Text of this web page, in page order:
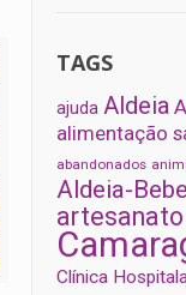
TAGS
ajuda Aldeia
alimentação
abandonados
Aldeia-
artesanato
Clínica